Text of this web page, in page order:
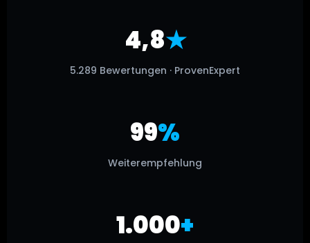
4,8★
5.289 Bewertungen · ProvenExpert
99%
Weiterempfehlung
1.000+